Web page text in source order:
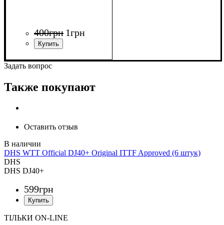
400грн 1грн
Задать вопрос
Также покупают
Оставить отзыв
DHS WTT Official DJ40+ Original ITTF Approved (6 штук)
DHS
DHS DJ40+
599грн
ТІЛЬКИ ON-LINE